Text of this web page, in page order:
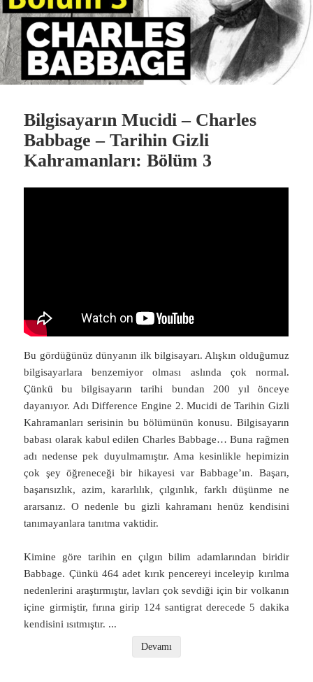
Bilgisayarın Mucidi – Charles
Babbage – Tarihin Gizli
Kahramanları: Bölüm 3
Bu gördüğünüz dünyanın ilk bilgisayarı. Alışkın olduğumuz
bilgisayarlara benzemiyor olması aslında çok normal.
Çünkü bu bilgisayarın tarihi bundan 200 yıl önceye
dayanıyor. Adı Difference Engine 2. Mucidi de Tarihin Gizli
Kahramanları serisinin bu bölümünün konusu. Bilgisayarın
babası olarak kabul edilen Charles Babbage… Buna rağmen
adı nedense pek duyulmamıştır. Ama kesinlikle hepimizin
çok şey öğreneceği bir hikayesi var Babbage’ın. Başarı,
başarısızlık, azim, kararlılık, çılgınlık, farklı düşünme ne
ararsanız. O nedenle bu gizli kahramanı henüz kendisini
tanımayanlara tanıtma vaktidir.
Kimine göre tarihin en çılgın bilim adamlarından biridir
Babbage. Çünkü 464 adet kırık pencereyi inceleyip kırılma
nedenlerini araştırmıştır, lavları çok sevdiği için bir volkanın
içine girmiştir, fırına girip 124 santigrat derecede 5 dakika
kendisini ısıtmıştır. ...
Devamı